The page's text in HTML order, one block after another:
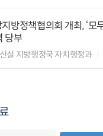
방정책협의회 개최, ‘모
당부
실 지방행정국 자치행정과